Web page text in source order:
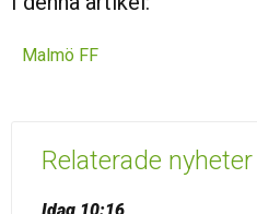
Malmö FF
Relaterade nyheter